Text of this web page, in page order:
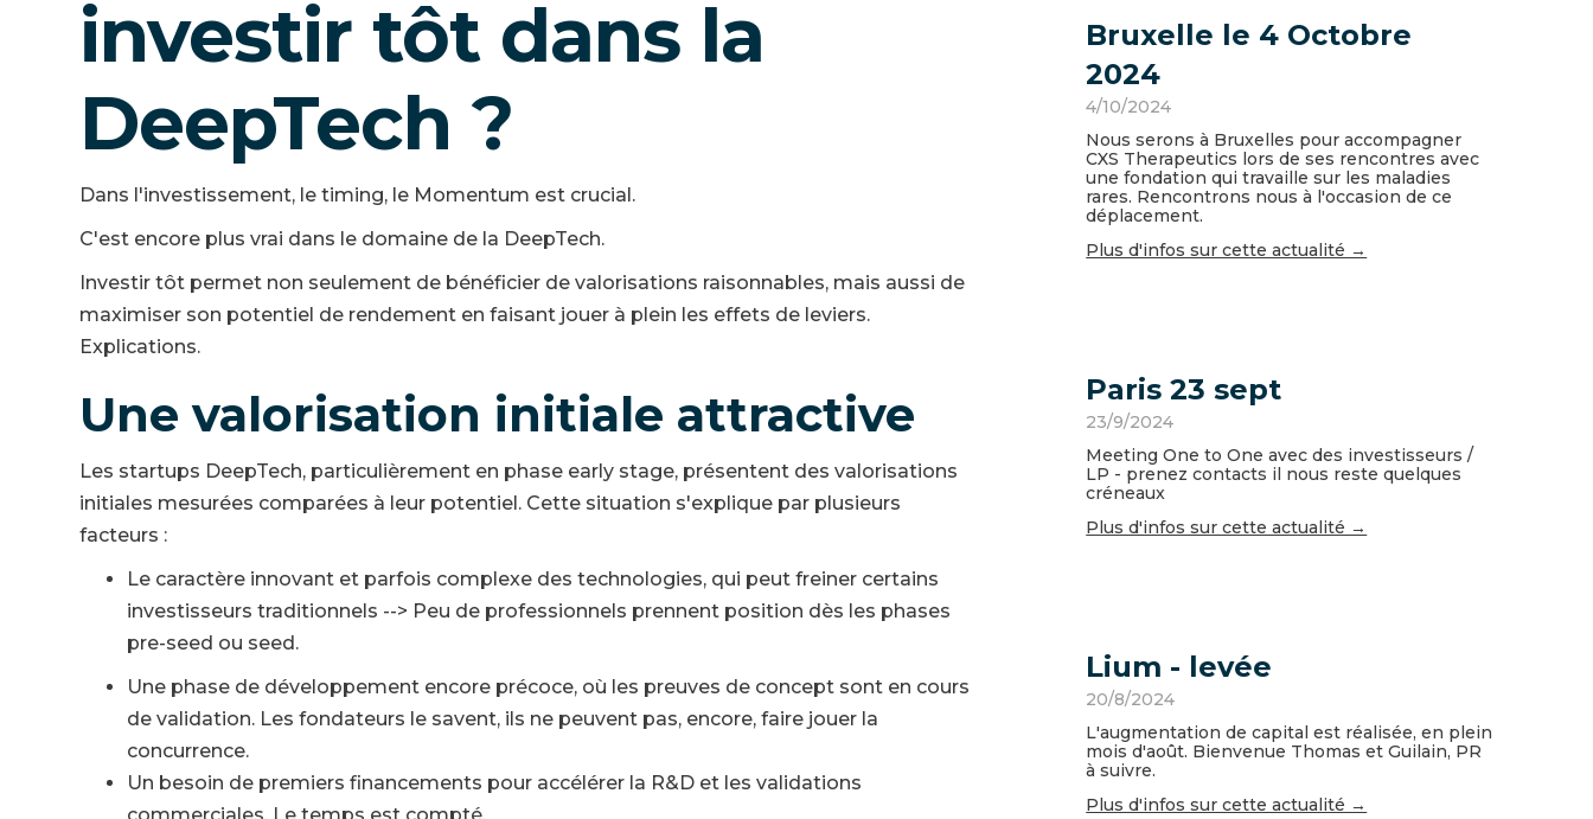
investir tôt dans la
DeepTech ?
Dans l'investissement, le timing, le Momentum est crucial.
C'est encore plus vrai dans le domaine de la DeepTech.
Investir tôt permet non seulement de bénéficier de valorisations raisonnables, mais aussi de
maximiser son potentiel de rendement en faisant jouer à plein les effets de leviers.
Explications.
Une valorisation initiale attractive
Les startups DeepTech, particulièrement en phase early stage, présentent des valorisations
initiales mesurées comparées à leur potentiel. Cette situation s'explique par plusieurs
facteurs :
Le caractère innovant et parfois complexe des technologies, qui peut freiner certains
investisseurs traditionnels --> Peu de professionnels prennent position dès les phases
pre-seed ou seed.
Une phase de développement encore précoce, où les preuves de concept sont en cours
de validation. Les fondateurs le savent, ils ne peuvent pas, encore, faire jouer la
concurrence.
Un besoin de premiers financements pour accélérer la R&D et les validations
Bruxelle le 4 Octobre
2024
4/10/2024
Nous serons à Bruxelles pour accompagner
CXS Therapeutics lors de ses rencontres avec
une fondation qui travaille sur les maladies
rares. Rencontrons nous à l'occasion de ce
déplacement.
Plus d'infos sur cette actualité →
Paris 23 sept
23/9/2024
Meeting One to One avec des investisseurs /
LP - prenez contacts il nous reste quelques
créneaux
Plus d'infos sur cette actualité →
Lium - levée
20/8/2024
L'augmentation de capital est réalisée, en plein
mois d'août. Bienvenue Thomas et Guilain, PR
à suivre.
Plus d'infos sur cette actualité →